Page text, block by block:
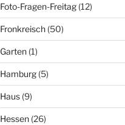
Foto-Fragen-Freitag(12)
Fronkreisch(50)
Garten(1)
Hamburg(5)
Haus(9)
Hessen(26)